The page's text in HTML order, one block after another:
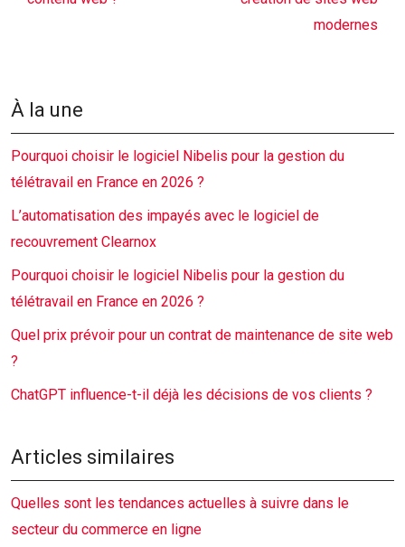
modernes
À la une
Pourquoi choisir le logiciel Nibelis pour la gestion du
télétravail en France en 2026 ?
L’automatisation des impayés avec le logiciel de
recouvrement Clearnox
Pourquoi choisir le logiciel Nibelis pour la gestion du
télétravail en France en 2026 ?
Quel prix prévoir pour un contrat de maintenance de site web
?
ChatGPT influence-t-il déjà les décisions de vos clients ?
Articles similaires
Quelles sont les tendances actuelles à suivre dans le
secteur du commerce en ligne